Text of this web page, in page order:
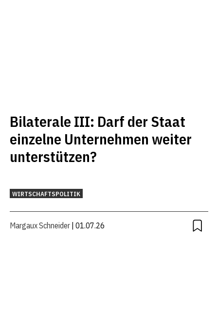
Bilaterale III: Darf der Staat
einzelne Unternehmen weiter
unterstützen?
WIRTSCHAFTSPOLITIK
Margaux Schneider | 01.07.26